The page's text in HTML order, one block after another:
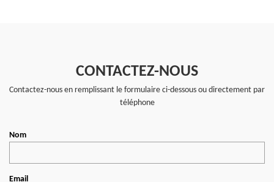
CONTACTEZ-NOUS
Contactez-nous en remplissant le formulaire ci-dessous ou directement par
téléphone
Nom
Email